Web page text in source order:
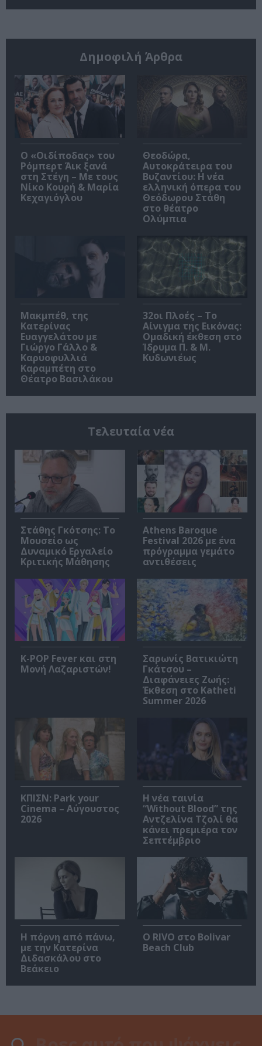
Δημοφιλή Άρθρα
O «Οιδίποδας» του
Ρόμπερτ Άικ ξανά
στη Στέγη – Με τους
Νίκο Κουρή & Μαρία
Κεχαγιόγλου
Θεοδώρα,
Αυτοκράτειρα του
Βυζαντίου: Η νέα
ελληνική όπερα του
Θεόδωρου Στάθη
στο θέατρο
Ολύμπια
Μακμπέθ, της
Κατερίνας
Ευαγγελάτου με
Γιώργο Γάλλο &
Καρυοφυλλιά
Καραμπέτη στο
Θέατρο Βασιλάκου
32οι Πλοές – Το
Αίνιγμα της Εικόνας:
Ομαδική έκθεση στο
Ίδρυμα Π. & Μ.
Κυδωνιέως
Τελευταία νέα
Στάθης Γκότσης: Το
Μουσείο ως
Δυναμικό Εργαλείο
Κριτικής Μάθησης
Athens Baroque
Festival 2026 με ένα
πρόγραμμα γεμάτο
αντιθέσεις
K-POP Fever και στη
Μονή Λαζαριστών!
Σαρωνίς Βατικιώτη
Γκάτσου –
Διαφάνειες Ζωής:
Έκθεση στο Katheti
Summer 2026
ΚΠΙΣΝ: Park your
Cinema – Αύγουστος
2026
Η νέα ταινία
“Without Blood” της
Αντζελίνα Τζολί θα
κάνει πρεμιέρα τον
Σεπτέμβριο
Η πόρνη από πάνω,
με την Κατερίνα
Διδασκάλου στο
Βεάκειο
Ο RIVO στο Bolivar
Beach Club